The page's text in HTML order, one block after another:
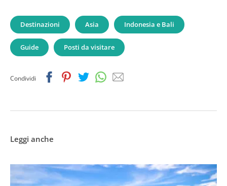
Destinazioni Asia Indonesia e Bali
Guide Posti da visitare
Condividi FacebookPinterestTwitterWhatsapp
Email
Leggi anche